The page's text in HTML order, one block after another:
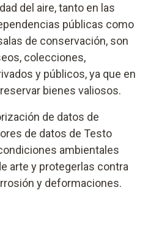
del aire, tanto en las
públicas como
de conservación, son
colecciones,
y públicos, ya que en
bienes valiosos.
de datos de
de datos de Testo
ambientales
arte y protegerlas contra
y deformaciones.